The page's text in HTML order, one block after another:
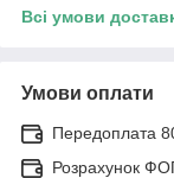
Всі умови
Умови оплати
Передоплата
Розрахунок